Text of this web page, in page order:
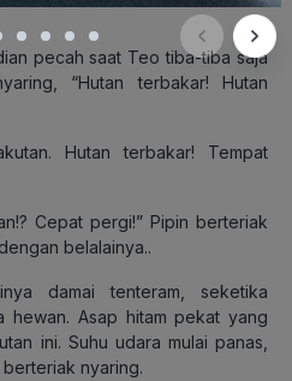
pecah saat Teo tiba-tiba saja
“Hutan terbakar! Hutan
Hutan terbakar! Tempat
Cepat pergi!” Pipin berteriak
belalainya..
damai tenteram, seketika
hewan. Asap hitam pekat yang
ini. Suhu udara mulai panas,
nyaring.